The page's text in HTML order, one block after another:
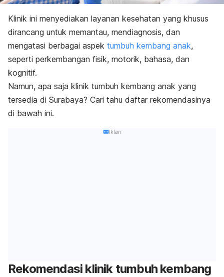
Klinik ini menyediakan layanan kesehatan yang khusus
dirancang untuk memantau, mendiagnosis, dan
mengatasi berbagai aspek tumbuh kembang anak,
seperti perkembangan fisik, motorik, bahasa, dan
kognitif.
Namun, apa saja klinik tumbuh kembang anak yang
tersedia di Surabaya? Cari tahu daftar rekomendasinya
di bawah ini.
Iklan
Rekomendasi klinik tumbuh kembang